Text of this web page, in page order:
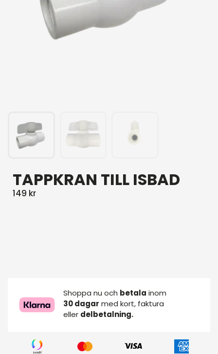
TAPPKRAN TILL ISBAD
149 kr
Shoppa nu och betala inom
30 dagar med kort, faktura
eller delbetalning.